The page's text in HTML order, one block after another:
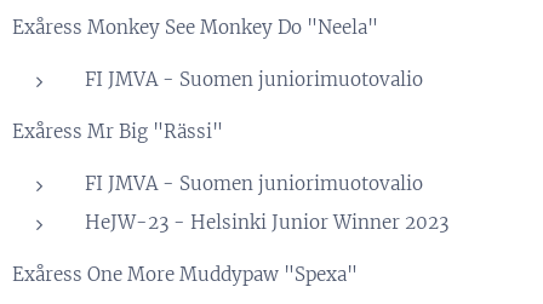
Exåress Monkey See Monkey Do "Neela"
FI JMVA - Suomen juniorimuotovalio
Exåress Mr Big "Rässi"
FI JMVA - Suomen juniorimuotovalio
HeJW-23 - Helsinki Junior Winner 2023
Exåress One More Muddypaw "Spexa"